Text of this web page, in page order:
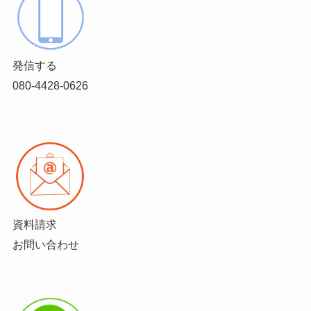
発信する
080-4428-0626
資料請求
お問い合わせ